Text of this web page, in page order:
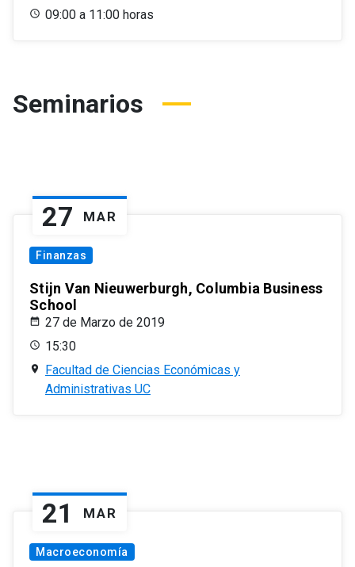
09:00 a 11:00 horas
Seminarios
27 MAR
Finanzas
Stijn Van Nieuwerburgh, Columbia Business
School
27 de Marzo de 2019
15:30
Facultad de Ciencias Económicas y
Administrativas UC
21 MAR
Macroeconomía